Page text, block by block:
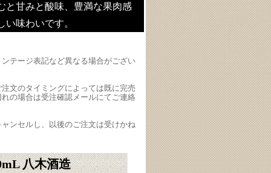
と甘みと酸味、豊満な果肉感
味わいです。
テージ表記など異なる場合がござい
文のタイミングによっては既に完売
の場合は受注確認メールにてご連絡
ンセルし、以後のご注文は受けかね
八木酒造